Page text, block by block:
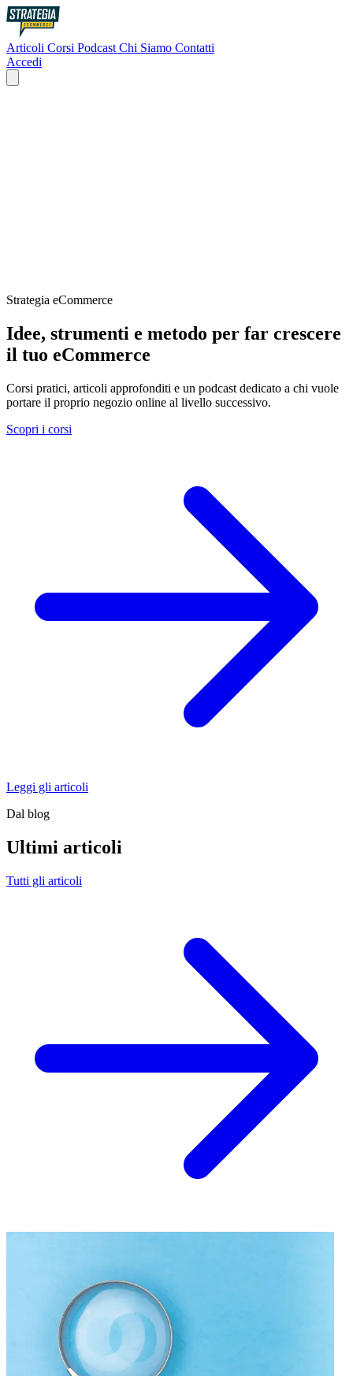
Articoli Corsi Podcast Chi Siamo Contatti
Accedi
Strategia eCommerce
Idee, strumenti e metodo per far crescere
il tuo eCommerce
Corsi pratici, articoli approfonditi e un podcast dedicato a chi vuole
portare il proprio negozio online al livello successivo.
Scopri i corsi
Leggi gli articoli
Dal blog
Ultimi articoli
Tutti gli articoli